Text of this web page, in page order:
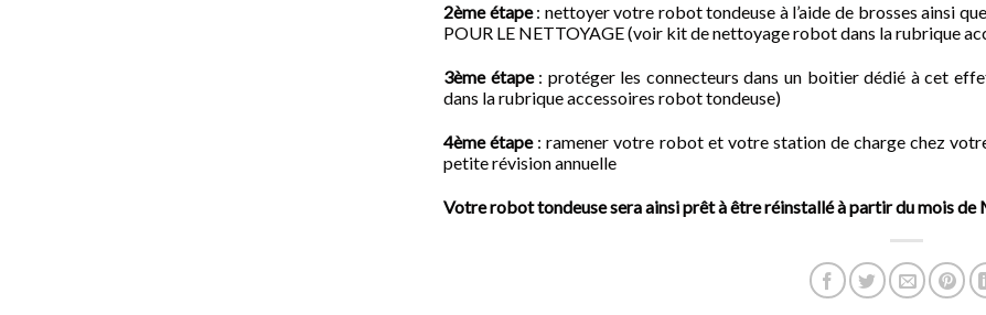
2ème étape: nettoyer votre robot tondeuse à l’aide de brosses ainsi
POUR LE NETTOYAGE (voir kit de nettoyage robot dans la rubrique
3ème étape: protéger les connecteurs dans un boitier dédié à cet
dans la rubrique accessoires robot tondeuse)
4ème étape: ramener votre robot et votre station de charge chez
petite révision annuelle
Votre robot tondeuse sera ainsi prêt à être réinstallé à partir du mois de